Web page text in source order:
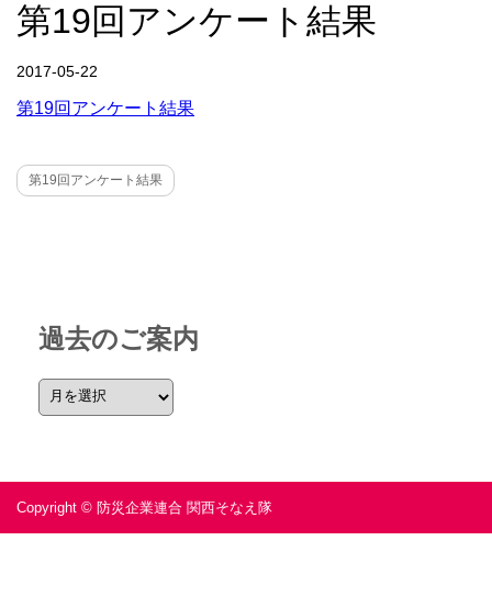
第19回アンケート結果
2017-05-22
第19回アンケート結果
第19回アンケート結果
過去のご案内
Copyright © 防災企業連合 関西そなえ隊